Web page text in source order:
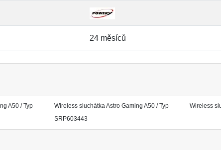
24 měsíců
A50 / Typ
Wireless sluchátka Astro Gaming A50 / Typ
SRP603443
Wireless